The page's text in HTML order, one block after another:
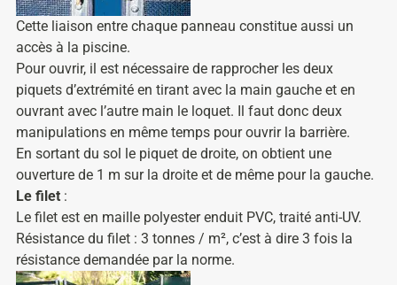
Cette liaison entre chaque panneau constitue aussi un
accès à la piscine.
Pour ouvrir, il est nécessaire de rapprocher les deux
piquets d’extrémité en tirant avec la main gauche et en
ouvrant avec l’autre main le loquet. Il faut donc deux
manipulations en même temps pour ouvrir la barrière.
En sortant du sol le piquet de droite, on obtient une
ouverture de 1 m sur la droite et de même pour la gauche.
Le filet :
Le filet est en maille polyester enduit PVC, traité anti-UV.
Résistance du filet : 3 tonnes / m², c’est à dire 3 fois la
résistance demandée par la norme.